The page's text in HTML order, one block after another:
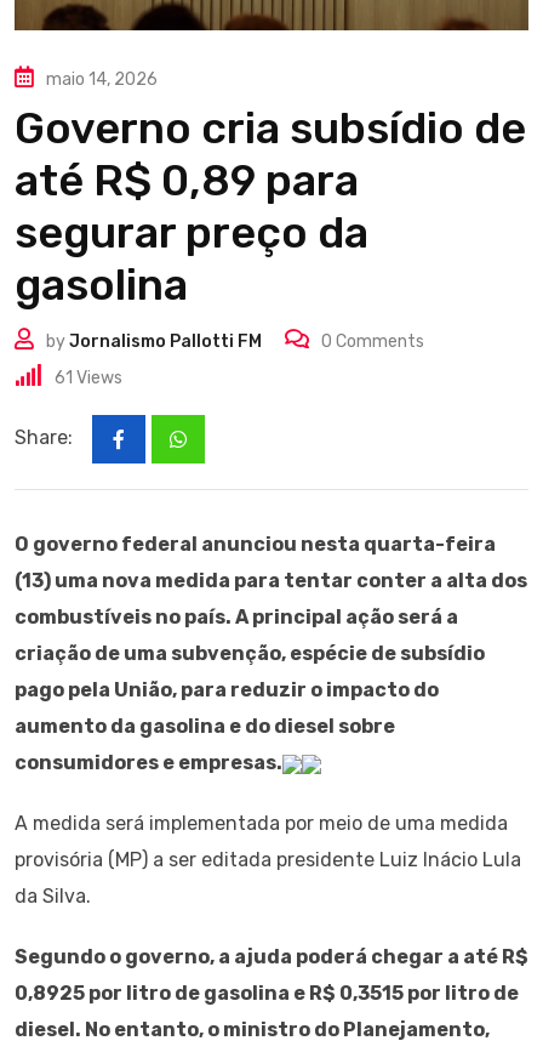
maio 14, 2026
Governo cria subsídio de
até R$ 0,89 para
segurar preço da
gasolina
byJornalismo Pallotti FM 0 Comments
61 Views
Share:
O governo federal anunciou nesta quarta-feira
(13) uma nova medida para tentar conter a alta dos
combustíveis no país. A principal ação será a
criação de uma subvenção, espécie de subsídio
pago pela União, para reduzir o impacto do
aumento da gasolina e do diesel sobre
consumidores e empresas.
A medida será implementada por meio de uma medida
provisória (MP) a ser editada presidente Luiz Inácio Lula
da Silva.
Segundo o governo, a ajuda poderá chegar a até R$
0,8925 por litro de gasolina e R$ 0,3515 por litro de
diesel. No entanto, o ministro do Planejamento,